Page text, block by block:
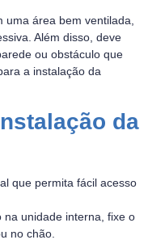
área bem ventilada,
Além disso, deve
ou obstáculo que
a instalação da
da
que permita fácil acesso
na unidade interna, fixe o
no chão.